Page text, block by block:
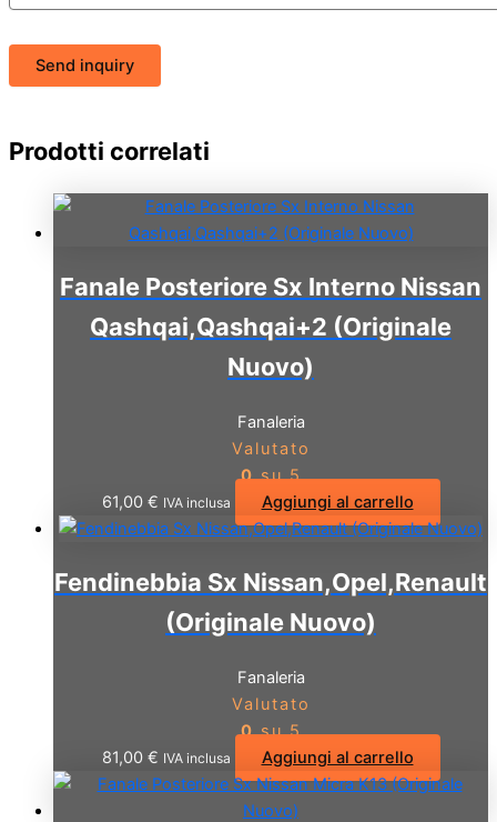
Send inquiry
Prodotti correlati
Fanale Posteriore Sx Interno Nissan
Qashqai,Qashqai+2 (Originale
Nuovo)
Fanaleria
Valutato
0su 5
61,00 € IVA inclusa Aggiungi al carrello
Fendinebbia Sx Nissan,Opel,Renault
(Originale Nuovo)
Fanaleria
Valutato
0su 5
81,00 € IVA inclusa Aggiungi al carrello